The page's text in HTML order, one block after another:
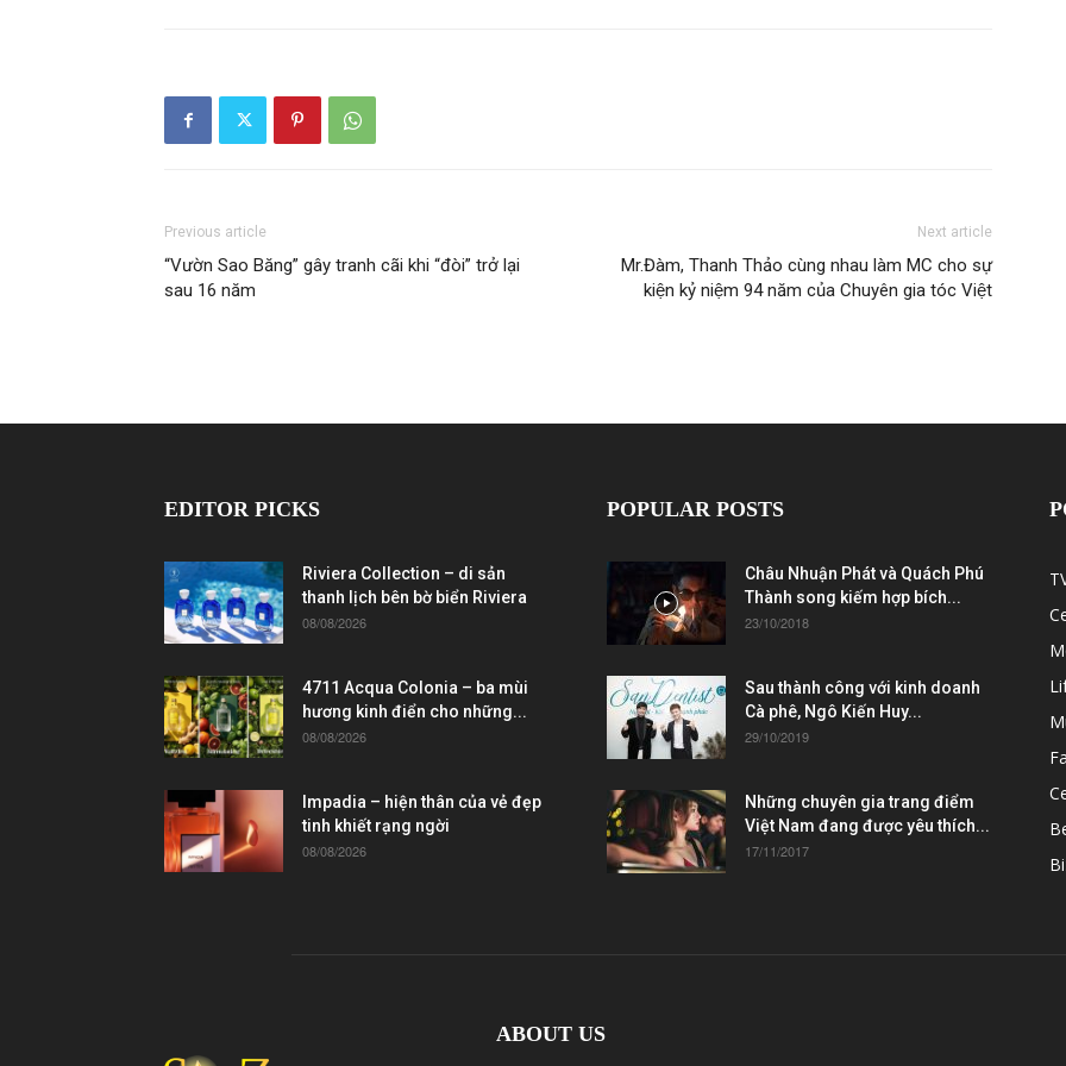
Previous article
“Vườn Sao Băng” gây tranh cãi khi “đòi” trở lại
sau 16 năm
Next article
Mr.Đàm, Thanh Thảo cùng nhau làm MC cho sự
kiện kỷ niệm 94 năm của Chuyên gia tóc Việt
EDITOR PICKS
Riviera Collection – di sản
thanh lịch bên bờ biển Riviera
08/08/2026
4711 Acqua Colonia – ba mùi
hương kinh điển cho những...
08/08/2026
Impadia – hiện thân của vẻ đẹp
tinh khiết rạng ngời
08/08/2026
POPULAR POSTS
Châu Nhuận Phát và Quách Phú
Thành song kiếm hợp bích...
23/10/2018
Sau thành công với kinh doanh
Cà phê, Ngô Kiến Huy...
29/10/2019
Những chuyên gia trang điểm
Việt Nam đang được yêu thích...
17/11/2017
ABOUT US